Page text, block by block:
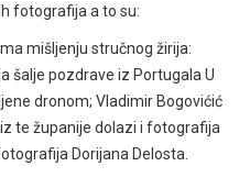
fotografija a to su:
mišljenju stručnog žirija:
šalje pozdrave iz Portugala U
dronom; Vladimir Bogovićić
te županije dolazi i fotografija
Dorijana Delosta.